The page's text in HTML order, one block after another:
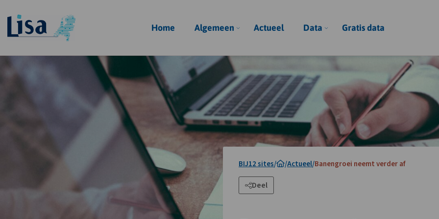
Homepagina
Home Algemeen Actueel Data Gratis data
BIJ12 sites/ /Actueel/Banengroei neemt verder af
Deel